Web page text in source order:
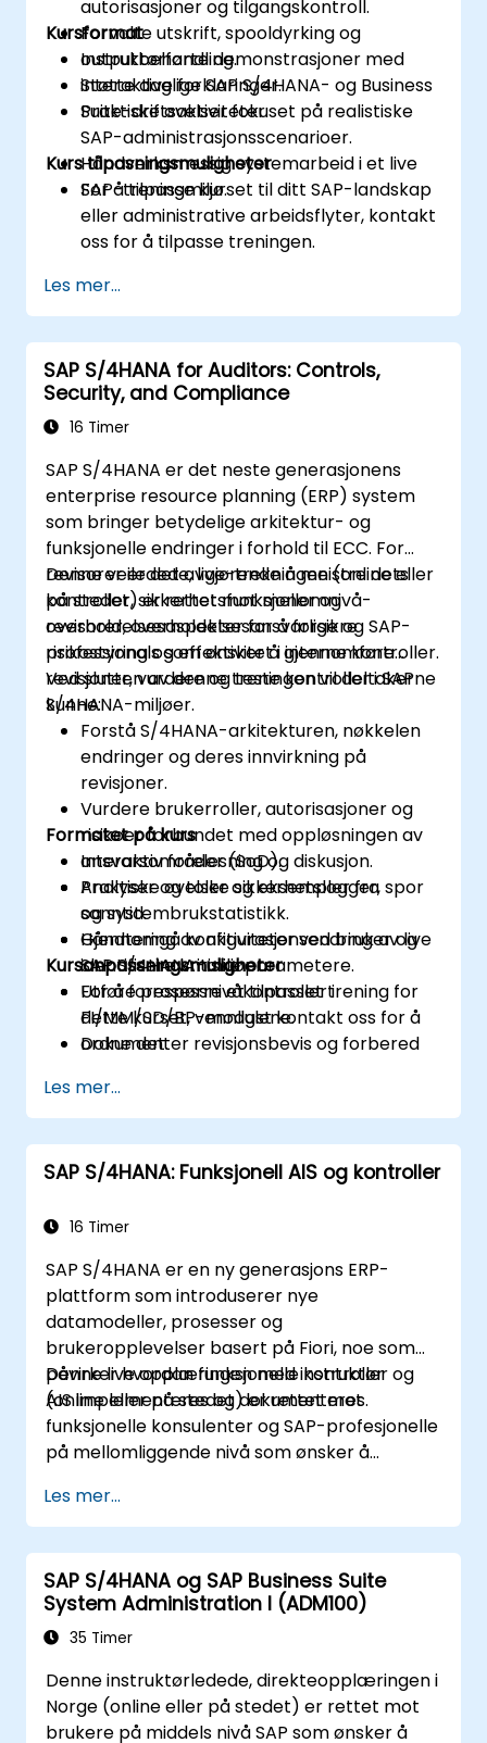
autorisasjoner og tilgangskontroll.
Forvalte utskrift, spooldyrking og
outputbehandling.
Støtte daglige SAP S/4HANA- og Business
Suite-driftsaktiviteter.
Kursformat
Instruktørførte demonstrasjoner med
interaktive forklaringer.
Praktiske øvelser fokuset på realistiske
SAP-administrasjonsscenarioer.
Håndverksmessig systemarbeid i et live
SAP-treningmiljø.
Kurs tilpasningsmuligheter
For å tilpasse kurset til ditt SAP-landskap
eller administrative arbeidsflyter, kontakt
oss for å tilpasse treningen.
Les mer...
SAP S/4HANA for Auditors: Controls,
Security, and Compliance
16 Timer
SAP S/4HANA er det neste generasjonens
enterprise resource planning (ERP) system
som bringer betydelige arkitektur- og
funksjonelle endringer i forhold til ECC. For
revisorer er det avgjørende å meistre dets
kontroller, sikkerhetsfunksjoner og
overholdelsesaspekter for å forsikre
risikostyring og effektivitet i interne kontroller.
Denne veiledede, live-trekningen (online eller
på stedet) er rettet mot mellomnivå-
revisorer, overholdelsesansvarlige og SAP-
professionals som ønsker å gjennomføre
revisjoner, vurdere og teste kontroller i SAP
S/4HANA-miljøer.
Ved slutten av denne treningen vil deltakerne
kunne:
Forstå S/4HANA-arkitekturen, nøkkelen
endringer og deres innvirkning på
revisjoner.
Vurdere brukerroller, autorisasjoner og
risikoer forbundet med oppløsningen av
ansvarsområder (SoD).
Analyser og tolke sikkerhetslogger, spor
og systembrukstatistikk.
Gjennomgå konfigurasjonsendringer og
identifisere kritiske parametere.
Utføre prosessnivåkontroller i
FI/MM/SD/BP-modulene.
Dokumenter revisjonsbevis og forbered
Formatet på kurs
Interaktiv forelesning og diskusjon.
Praktiske øvelser og eksempler fra
sanntid.
Håndtering av aktiviteter ved bruk av live
SAP S/4HANA-miljøer.
Kursanpassningsmuligheter
For å forespørre et tilpasset trening for
dette kurset, vennligst kontakt oss for å
ordne det.
Les mer...
SAP S/4HANA: Funksjonell AIS og kontroller
16 Timer
SAP S/4HANA er en ny generasjons ERP-
plattform som introduserer nye
datamodeller, prosesser og
brukeropplevelser basert på Fiori, noe som
påvirker hvordan funksjonelle kontroller og
AIS implementeres og dokumenteres.
Denne live opplæringen med instruktør
(online eller på stedet) er rettet mot
funksjonelle konsulenter og SAP-profesjonelle
på mellomliggende nivå som ønsker å
FI/MM/SD/BP-prosessene, designe og teste
kontroller, samt produsere revisjonsklart
bevis.
Les mer...
SAP S/4HANA og SAP Business Suite
System Administration I (ADM100)
35 Timer
Denne instruktørledede, direkteopplæringen i
Norge (online eller på stedet) er rettet mot
brukere på middels nivå SAP som ønsker å